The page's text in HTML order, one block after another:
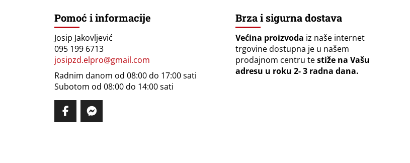
Pomoć i informacije
Josip Jakovljević
095 199 6713
josipzd.elpro@gmail.com
Radnim danom od 08:00 do 17:00 sati
Subotom od 08:00 do 14:00 sati
Brza i sigurna dostava
Većina proizvoda iz naše internet
trgovine dostupna je u našem
prodajnom centru testiže na Vašu
adresu u roku 2- 3 radna dana.